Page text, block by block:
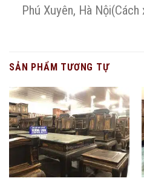
Phú Xuyên, Hà
SẢN PHẨM TƯƠNG TỰ